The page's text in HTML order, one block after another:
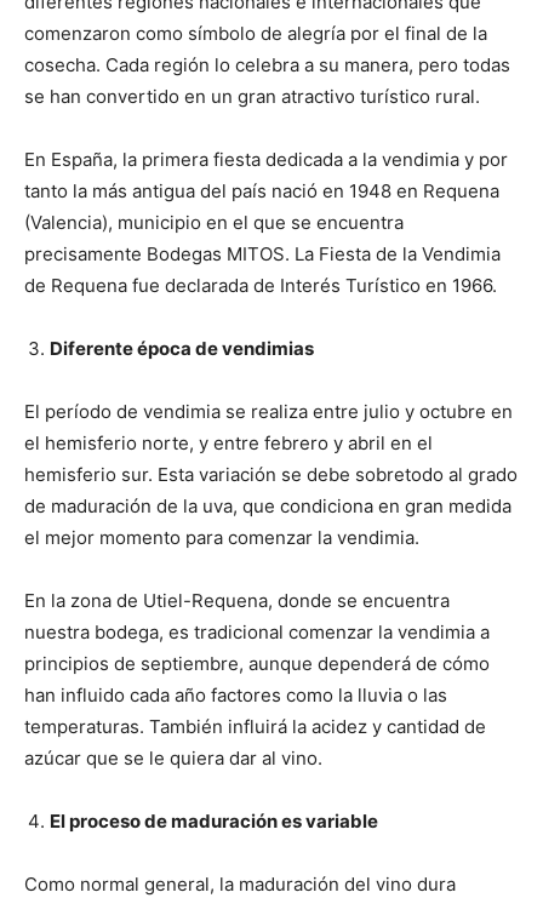
comenzaron como símbolo de alegría por el final de la
cosecha. Cada región lo celebra a su manera, pero todas
se han convertido en un gran atractivo turístico rural.
En España, la primera fiesta dedicada a la vendimia y por
tanto la más antigua del país nació en 1948 en Requena
(Valencia), municipio en el que se encuentra
precisamente Bodegas MITOS. La Fiesta de la Vendimia
de Requena fue declarada de Interés Turístico en 1966.
Diferente época de vendimias
El período de vendimia se realiza entre julio y octubre en
el hemisferio norte, y entre febrero y abril en el
hemisferio sur. Esta variación se debe sobretodo al grado
de maduración de la uva, que condiciona en gran medida
el mejor momento para comenzar la vendimia.
En la zona de Utiel-Requena, donde se encuentra
nuestra bodega, es tradicional comenzar la vendimia a
principios de septiembre, aunque dependerá de cómo
han influido cada año factores como la lluvia o las
temperaturas. También influirá la acidez y cantidad de
azúcar que se le quiera dar al vino.
El proceso de maduración es variable
Como normal general, la maduración del vino dura